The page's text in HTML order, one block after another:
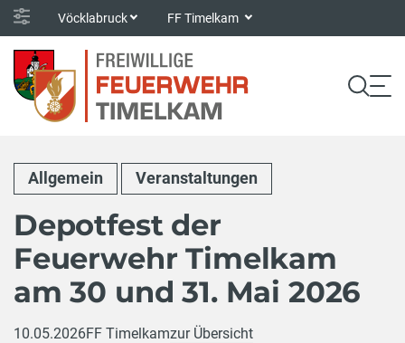
Vöcklabruck FF Timelkam
Allgemein Veranstaltungen
Depotfest der
Feuerwehr Timelkam
am 30 und 31. Mai 2026
10.05.2026FF Timelkamzur Übersicht